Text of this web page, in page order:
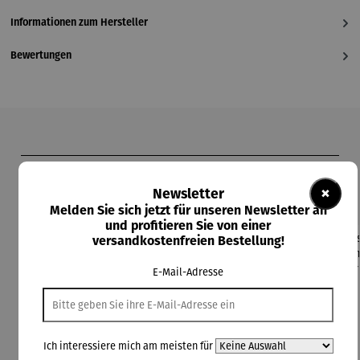
Informationen zum Hersteller
Bewertungen
×
Newsletter
Melden Sie sich jetzt für unseren Newsletter an
und profitieren Sie von einer
versandkostenfreien Bestellung!
E-Mail-Adresse
Ich interessiere mich am meisten für